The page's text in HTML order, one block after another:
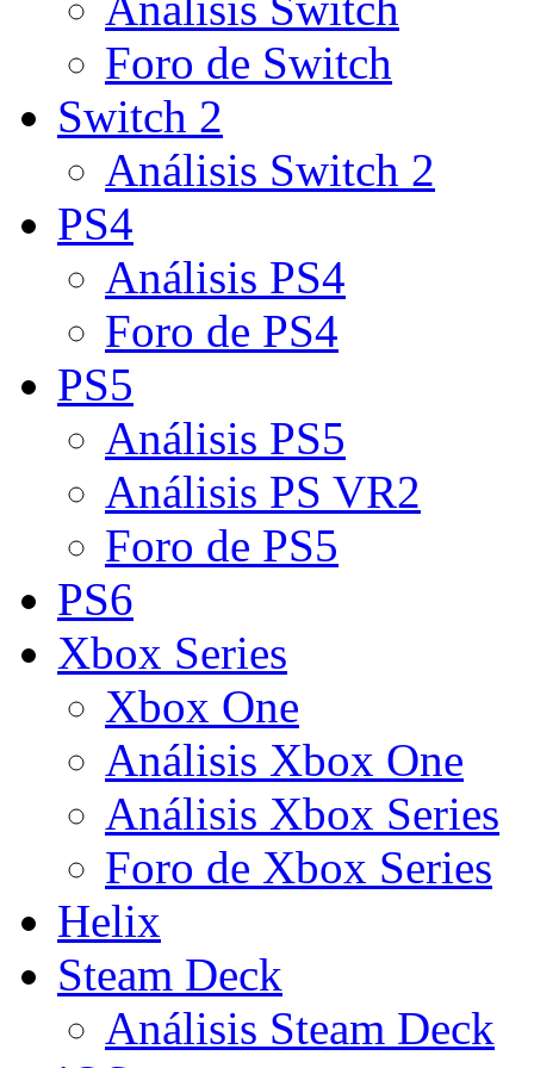
Foro de Switch
Switch 2
Análisis Switch 2
PS4
Análisis PS4
Foro de PS4
PS5
Análisis PS5
Análisis PS VR2
Foro de PS5
PS6
Xbox Series
Xbox One
Análisis Xbox One
Análisis Xbox Series
Foro de Xbox Series
Helix
Steam Deck
Análisis Steam Deck